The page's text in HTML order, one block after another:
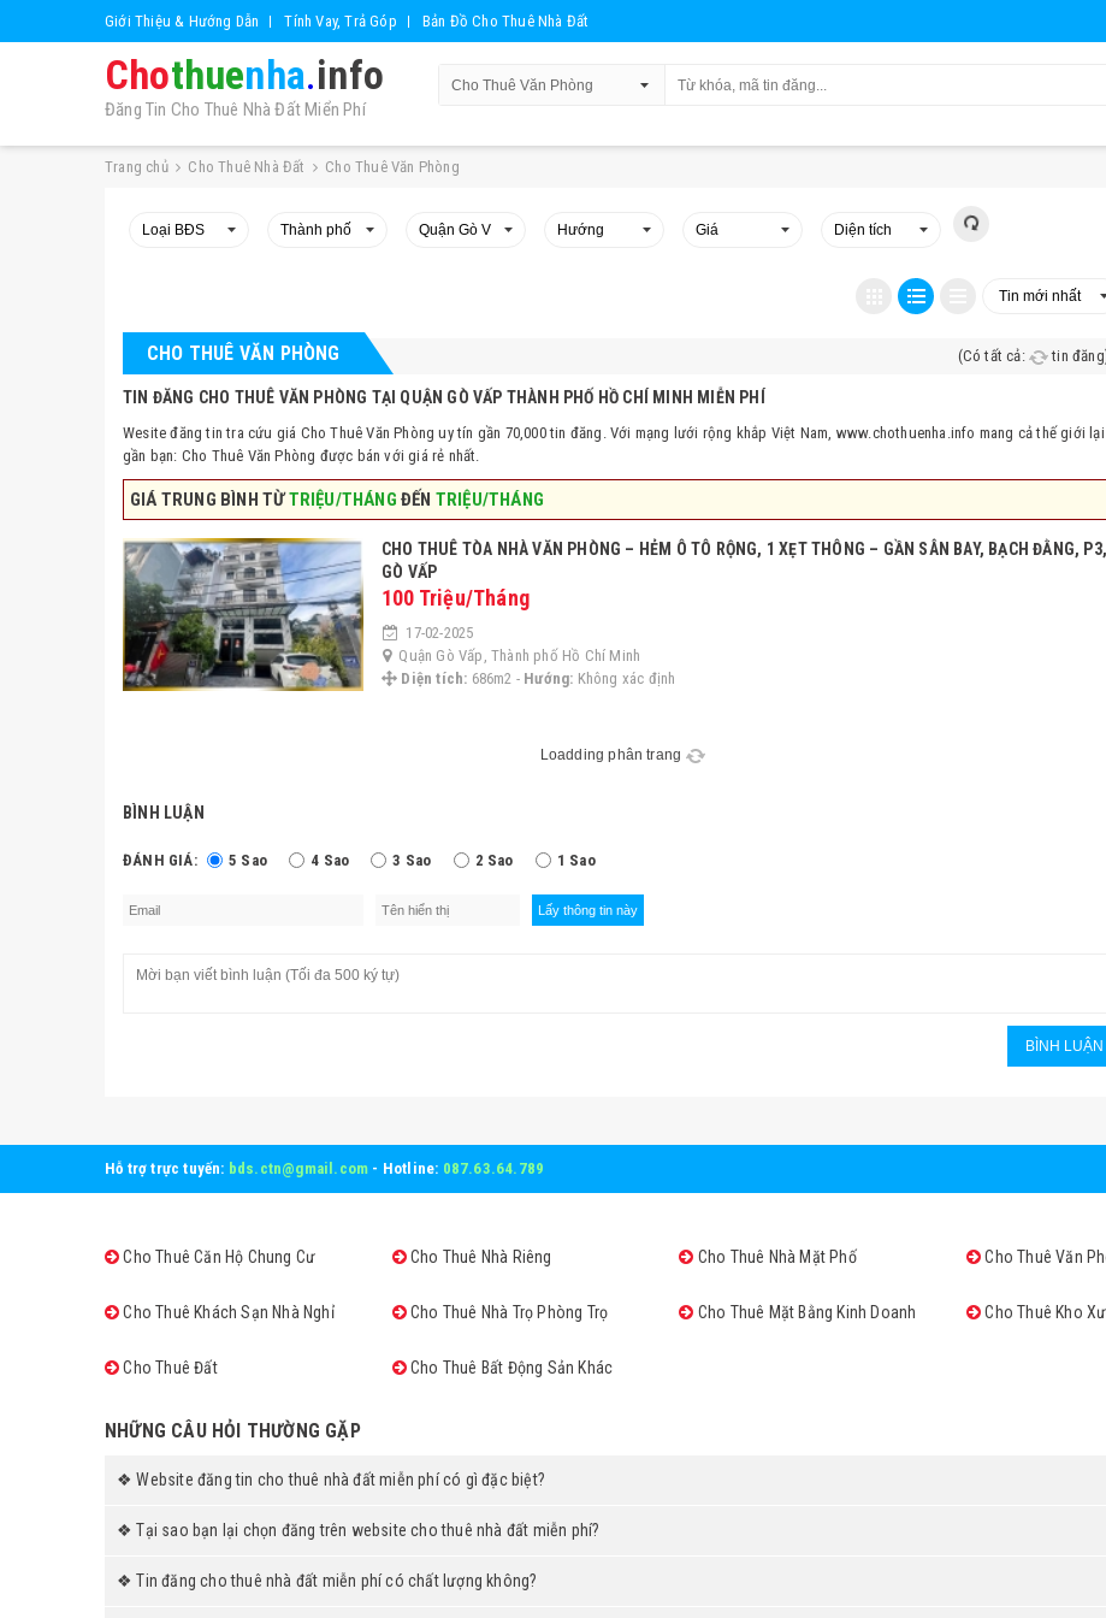
Giới Thiệu & Hướng Dẫn Tính Vay, Trả Góp Bản Đồ Cho Thuê Nhà Đất
Chothuenha.info
Đăng Tin Cho Thuê Nhà Đất Miển Phí
Trang chủ Cho Thuê Nhà Đất Cho Thuê Văn Phòng
CHO THUÊ VĂN PHÒNG (Có tất cả:1tin
TIN ĐĂNG CHO THUÊ VĂN PHÒNG TẠI QUẬN GÒ VẤP THÀNH PHỐ HỒ CHÍ MINH MIỄN PHÍ
Wesite đăng tin tra cứu giá Cho Thuê Văn Phòng uy tín gần 70,000 tin đăng. Với mạng lưới rộng khắp Việt Nam, www.chothuenha.info mang cả thế giới lại
gần bạn: Cho Thuê Văn Phòng được bán với giá rẻ nhất.
GIÁ TRUNG BÌNH TỪTRIỆU/THÁNG ĐẾN TRIỆU/THÁNG
CHO THUÊ TÒA NHÀ VĂN PHÒNG – HẺM Ô TÔ RỘNG, 1 XẸT THÔNG – GẦN SÂN BAY, BẠCH ĐẰNG, P3,
GÒ VẤP
100 Triệu/Tháng
17-02-2025
Quận Gò Vấp, Thành phố Hồ Chí Minh
Diện tích: 686m2 - Hướng: Không xác định
Loadding phân trang
BÌNH LUẬN
ĐÁNH GIÁ: 5 Sao 4 Sao 3 Sao 2 Sao 1 Sao
Hỗ trợ trực tuyến: bds.ctn@gmail.com - Hotline: 087.63.64.789
Cho Thuê Căn Hộ Chung Cư Cho Thuê Nhà Riêng Cho Thuê Nhà Mặt Phố Cho Thuê Văn
Cho Thuê Khách Sạn Nhà Nghỉ Cho Thuê Nhà Trọ Phòng Trọ Cho Thuê Mặt Bằng Kinh Doanh Cho Thuê Kho
Cho Thuê Đất Cho Thuê Bất Động Sản Khác
NHỮNG CÂU HỎI THƯỜNG GẶP
❖ Website đăng tin cho thuê nhà đất miễn phí có gì đặc biệt?
❖ Tại sao bạn lại chọn đăng trên website cho thuê nhà đất miễn phí?
❖ Tin đăng cho thuê nhà đất miễn phí có chất lượng không?